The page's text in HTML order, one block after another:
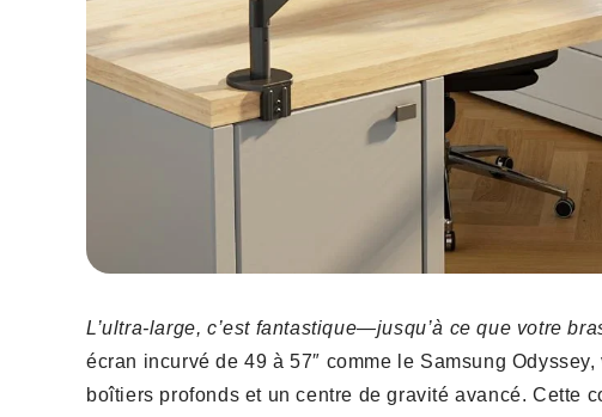
L’ultra-large, c’est fantastique—jusqu’à ce que votre
écran incurvé de 49 à 57″ comme le Samsung
boîtiers profonds et un centre de gravité avancé. Cette